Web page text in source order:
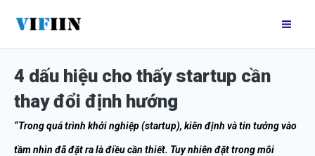
nội
dung4 dấu hiệu cho thấy startup cần
thay đổi định hướng
“Trong quá trình khởi nghiệp (startup), kiên định và tin tưởng vào
tầm nhìn đã đặt ra là điều cần thiết. Tuy nhiên đặt trong môi